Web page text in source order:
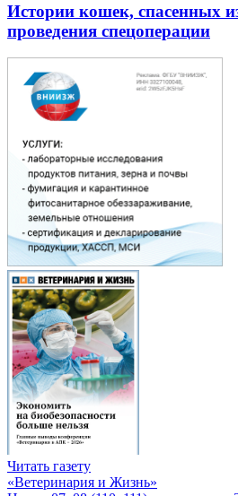
Истории кошек, спасенных
проведения спецоперации
Читать газету
«Ветеринария и Жизнь»